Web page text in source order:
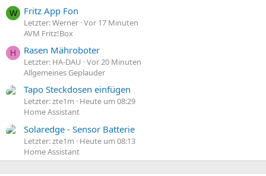
W Fritz App Fon
Letzter: Werner Vor 17 Minuten
AVM Fritz!Box
H Rasen Mähroboter
Letzter: HA-DAU Vor 20 Minuten
Allgemeines Geplauder
Tapo Steckdosen einfügen
Letzter: zte1m
Heute um 08:29
Home Assistant
Solaredge - Sensor Batterie
Letzter: zte1m
Heute um 08:13
Home Assistant